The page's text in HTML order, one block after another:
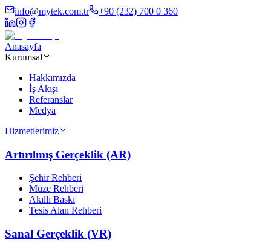
info@mytek.com.tr +90 (232) 700 0 360
Anasayfa
Kurumsal
Hakkımızda
İş Akışı
Referanslar
Medya
Hizmetlerimiz
Artırılmış Gerçeklik (AR)
Şehir Rehberi
Müze Rehberi
Akıllı Baskı
Tesis Alan Rehberi
Sanal Gerçeklik (VR)